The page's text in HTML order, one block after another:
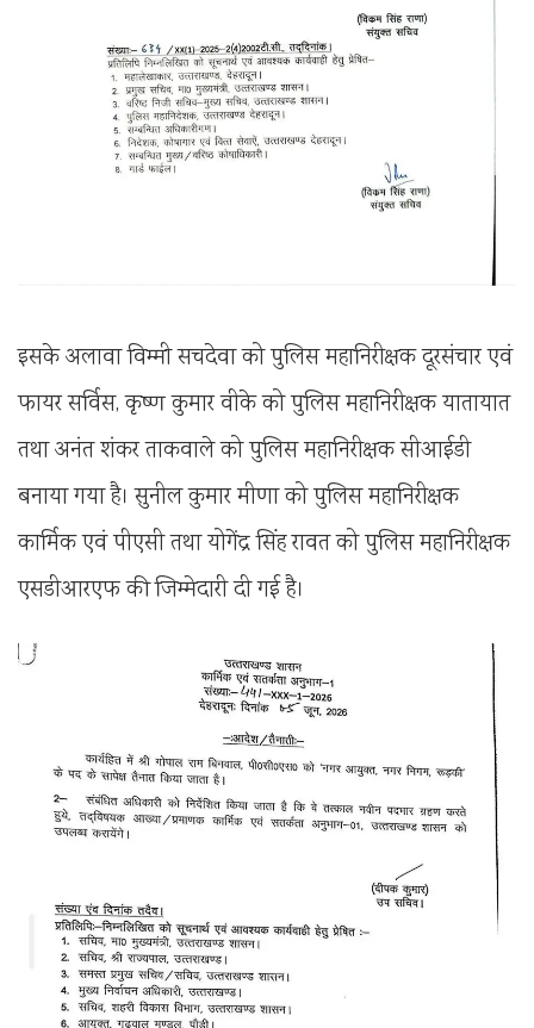
इसके अलावा विम्मी सचदेवा को पुलिस महानिरीक्षक दूरसंचार एवं
फायर सर्विस, कृष्ण कुमार वीके को पुलिस महानिरीक्षक यातायात
तथा अनंत शंकर ताकवाले को पुलिस महानिरीक्षक सीआईडी
बनाया गया है। सुनील कुमार मीणा को पुलिस महानिरीक्षक
कार्मिक एवं पीएसी तथा योगेंद्र सिंह रावत को पुलिस महानिरीक्षक
एसडीआरएफ की जिम्मेदारी दी गई है।